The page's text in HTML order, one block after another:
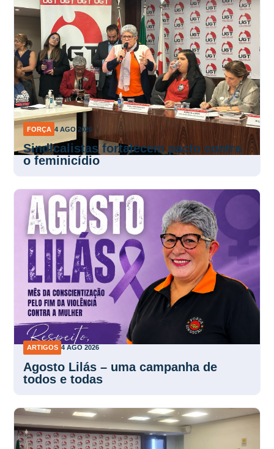
FORÇA 4 AGO 2026
Sindicalistas fortalecem pacto contra
o feminicídio
ARTIGOS 4 AGO 2026
Agosto Lilás – uma campanha de
todos e todas